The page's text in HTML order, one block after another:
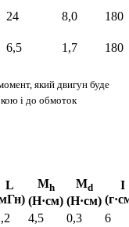
24 8,0
180
6,5 1,7 180
який двигун буде
і до обмоток
L
Mh
(Н·см)
Md
(Н·см)
I
4,5 0,3
6